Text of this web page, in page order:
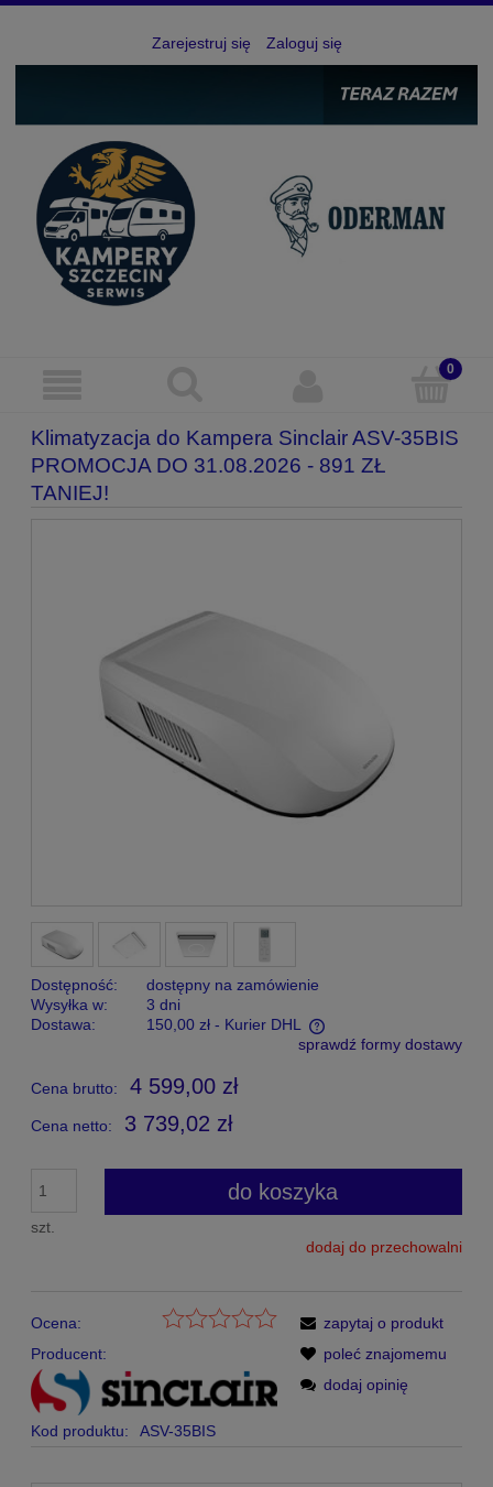
Zarejestruj się Zaloguj się
Klimatyzacja do Kampera Sinclair ASV-35BIS
PROMOCJA DO 31.08.2026 - 891 ZŁ
TANIEJ!
Dostępność:
dostępny na zamówienie
Wysyłka w:
3 dni
Dostawa:
150,00 zł - Kurier DHL
Cena nie zawiera ewentualnych kosztów płatnościsprawdź formy dostawy
Cena brutto: 4 599,00 zł
Cena netto: 3 739,02 zł
szt.
do koszyka
dodaj do przechowalni
Ocena:
Producent:
Kod produktu: ASV-35BIS
zapytaj o produkt
poleć znajomemu
dodaj opinię